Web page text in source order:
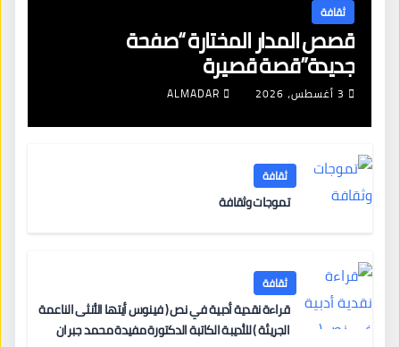
ثقافة
قصص المدار المختارة “صفحة
جديدة”قصة قصيرة
3 أغسطس، 2026 ALMADAR
ثقافة
تموجات وثقافة
ثقافة
قراءة نقدية أدبية في نص ( فينوس أيتها الأنثى الناعمة
الجريئة ) للأديبة الكاتبة الدكتورة مفيدة محمد جبران